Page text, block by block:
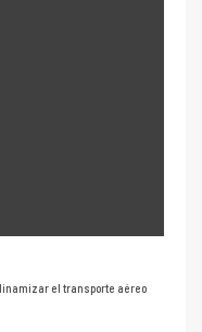
el transporte aéreo